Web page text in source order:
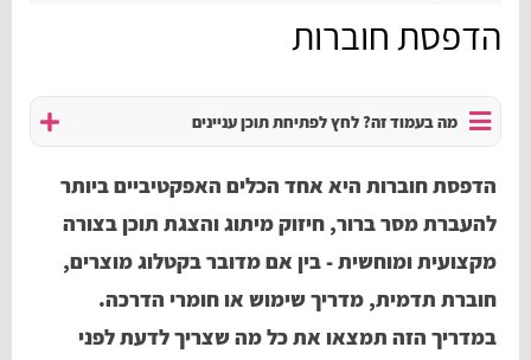
הדפסת חוברות
מה בעמוד זה? לחץ לפתיחת תוכן עניינים
הדפסת חוברות היא אחד הכלים האפקטיביים ביותר
להעברת מסר ברור, חיזוק מיתוג והצגת תוכן בצורה
מקצועית ומוחשית - בין אם מדובר בקטלוג מוצרים,
חוברת תדמית, מדריך שימוש או חומרי הדרכה.
במדריך הזה תמצאו את כל מה שצריך לדעת לפני